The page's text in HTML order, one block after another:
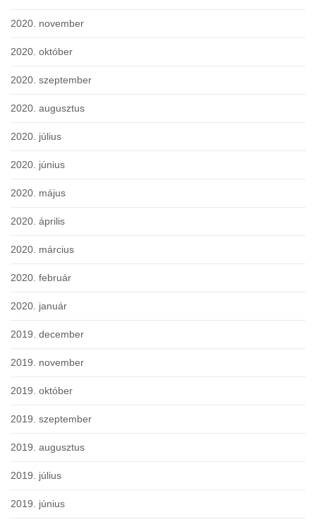
2020. november
2020. október
2020. szeptember
2020. augusztus
2020. július
2020. június
2020. május
2020. április
2020. március
2020. február
2020. január
2019. december
2019. november
2019. október
2019. szeptember
2019. augusztus
2019. július
2019. június